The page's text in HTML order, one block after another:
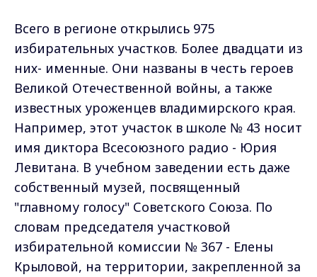
Всего в регионе открылись 975
избирательных участков. Более двадцати из
них- именные. Они названы в честь героев
Великой Отечественной войны, а также
известных уроженцев владимирского края.
Например, этот участок в школе № 43 носит
имя диктора Всесоюзного радио - Юрия
Левитана. В учебном заведении есть даже
собственный музей, посвященный
"главному голосу" Советского Союза. По
словам председателя участковой
избирательной комиссии № 367 - Елены
Крыловой, на территории, закрепленной за